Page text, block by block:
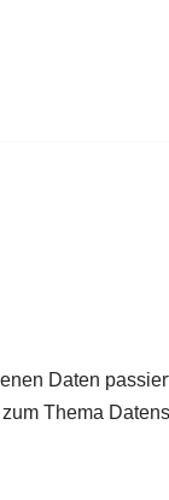
Daten
Thema